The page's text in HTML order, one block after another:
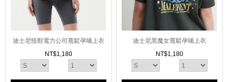
迪士尼怪獸電力公司寬鬆孕哺上衣
NT$1,180
迪士尼黑魔女寬鬆孕哺上衣
NT$1,180